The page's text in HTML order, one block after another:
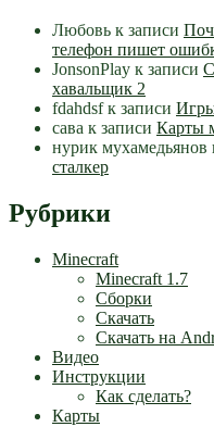
Любовь к записи
телефон пишет
JonsonPlay к записи
хавальщик 2
fdahdsfк записи
сава к записи Карты
нурик мухамедьянов
сталкер
Рубрики
Minecraft
Minecraft 1.7
Сборки
Скачать
Скачать на
Видео
Инструкции
Как сделать?
Карты